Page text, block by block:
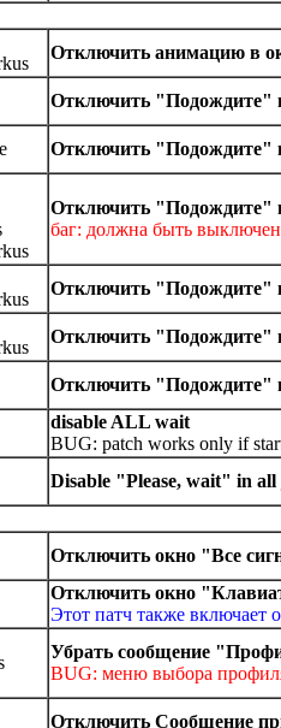
Отключить анимацию в
Отключить "Подождите"
Отключить "Подождите"
Отключить "Подождите"
баг: должна быть
Отключить "Подождите"
Отключить "Подождите"
Отключить "Подождите"
disable ALL wait
BUG: patch works only if
Disable "Please, wait" in all
Отключить окно "Все
Отключить окно
Этот патч также включает
Убрать сообщение
BUG: меню выбора
Отключить Сообщение